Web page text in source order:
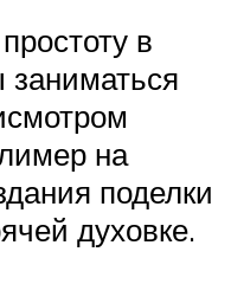
в
заниматься
на
поделки
духовке.